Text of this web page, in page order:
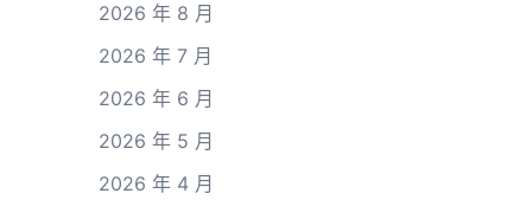
2026 年 8 月
2026 年 7 月
2026 年 6 月
2026 年 5 月
2026 年 4 月